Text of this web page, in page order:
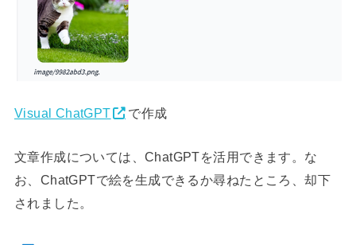
Visual ChatGPT で作成
文章作成については、ChatGPTを活用できます。な
お、ChatGPTで絵を生成できるか尋ねたところ、却下
されました。